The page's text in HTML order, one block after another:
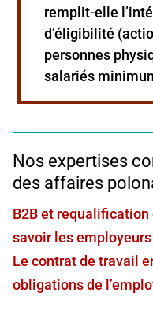
remplit-elle
d’éligibilité
personnes
salariés
Nos expertises
des affaires
B2B et requalification
savoir les employeurs
Le contrat de travail
obligations de